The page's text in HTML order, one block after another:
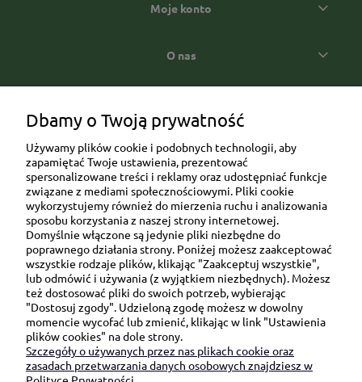
Moje konto
O nas
Ul. Brukowa 6/8 lok. 57/58
91-341 Łódź
NIP: 6751510615
SKONTAKTUJ SIĘ Z NAMI:
sklep@be-happygifts.com
+48 690 172 872
Dbamy o Twoją prywatność
Używamy plików cookie i podobnych technologii, aby
zapamiętać Twoje ustawienia, prezentować
spersonalizowane treści i reklamy oraz udostępniać funkcje
związane z mediami społecznościowymi. Pliki cookie
wykorzystujemy również do mierzenia ruchu i analizowania
sposobu korzystania z naszej strony internetowej.
Domyślnie włączone są jedynie pliki niezbędne do
poprawnego działania strony. Poniżej możesz zaakceptować
wszystkie rodzaje plików, klikając "Zaakceptuj wszystkie",
lub odmówić i używania (z wyjątkiem niezbędnych). Możesz
też dostosować pliki do swoich potrzeb, wybierając
"Dostosuj zgody". Udzieloną zgodę możesz w dowolny
momencie wycofać lub zmienić, klikając w link "Ustawienia
plików cookies" na dole strony.
Szczegóły o używanych przez nas plikach cookie oraz
zasadach przetwarzania danych osobowych znajdziesz w